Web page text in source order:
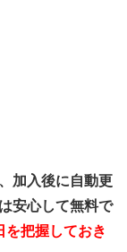
加入後に自動更
安心して無料で
把握しておき